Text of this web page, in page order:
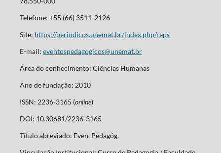
Telefone: +55 (66) 3511-2126
Site: https://periodicos.unemat.br/index.php/reps
E-mail: eventospedagogicos@unemat.br
Área do conhecimento: Ciências Humanas
Ano de fundação: 2010
ISSN: 2236-3165 (online)
DOI: 10.30681/2236-3165
Título abreviado: Even. Pedagóg.